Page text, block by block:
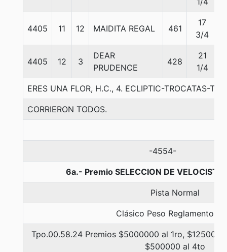
4405 11 12 MAIDITA REGAL 461
17
3/4
4405 12 3
DEAR
PRUDENCE
428
21
1/4
ERES UNA FLOR, H.C., 4. ECLIPTIC-TROCATAS-
CORRIERON TODOS.
-4554-
6a.- Premio SELECCION DE
Pista Normal
Clásico Peso Reglamento
Tpo.00.58.24 Premios $5000000 al 1ro,
$500000 al 4to